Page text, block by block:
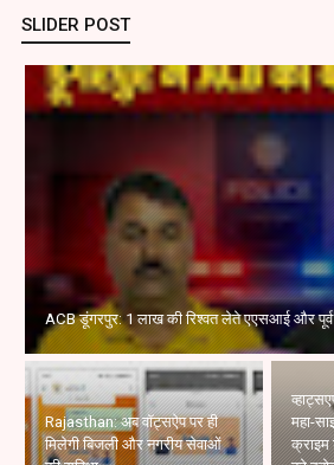
SLIDER POST
ACB डूंगरपुर: 1 लाख की रिश्वत लेते एएसआई और पूर्व
Rajasthan: अब वॉट्सऐप पर ही
मिलेगी बिजली और नगरीय सेवाओं
महा-
क्राइम